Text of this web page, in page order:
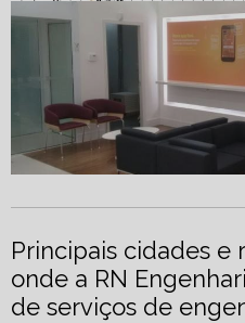
Principais cidades e
onde a RN
de serviços de